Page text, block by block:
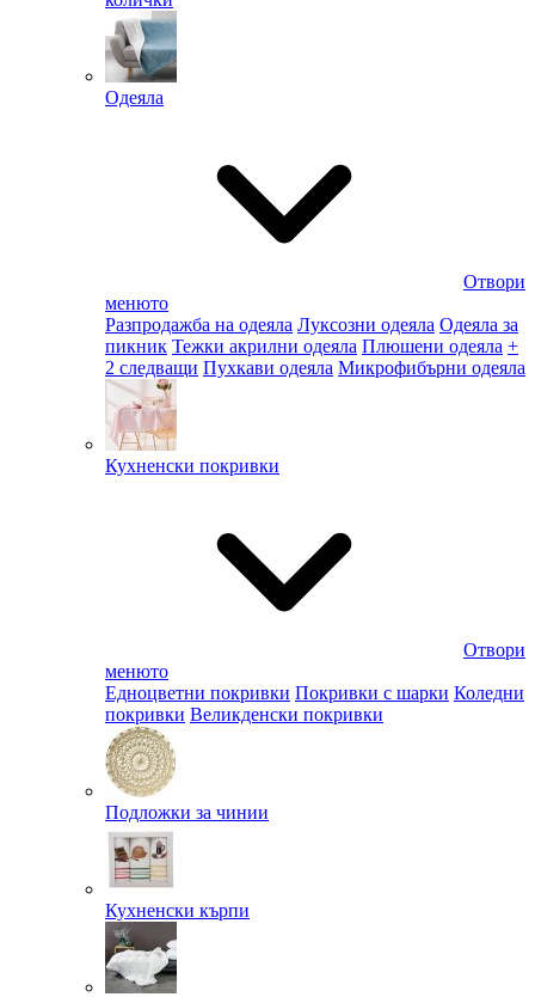
Одеяла
Отвори
менюто
Разпродажба на одеяла Луксозни одеяла Одеяла за
пикник Тежки акрилни одеяла Плюшени одеяла +
2 следващи Пухкави одеяла Микрофибърни одеяла
Кухненски покривки
Отвори
менюто
Едноцветни покривки Покривки с шарки Коледни
покривки Великденски покривки
Подложки за чинии
Кухненски кърпи